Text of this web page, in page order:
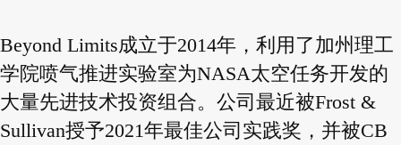
Beyond Limits成立于2014年，利用了加州理工
学院喷气推进实验室为NASA太空任务开发的
大量先进技术投资组合。公司最近被Frost &
Sullivan授予2021年最佳公司实践奖，并被CB